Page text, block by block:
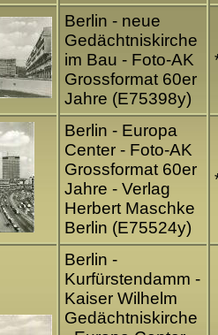
Berlin - neue
Gedächtniskirche
im Bau - Foto-AK
Grossformat 60er
Jahre (E75398y)
Berlin - Europa
Center - Foto-AK
Grossformat 60er
Jahre - Verlag
Herbert Maschke
Berlin (E75524y)
Berlin -
Kurfürstendamm -
Kaiser Wilhelm
Gedächtniskirche